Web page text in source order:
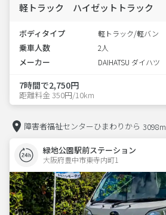
軽トラック ハイゼットトラック
ボディタイプ 軽トラック/軽バン
乗車人数 2人
メーカー DAIHATSU ダイハツ
7時間で2,750円
距離料金 350円/10km
障害者福祉センターひまわりから 3098m
緑地公園駅前ステーション
大阪府豊中市東寺内町1